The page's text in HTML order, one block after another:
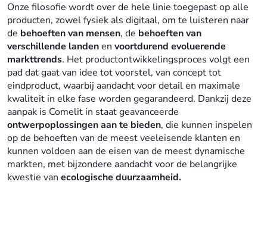
Onze filosofie wordt over de hele linie toegepast op alle
producten, zowel fysiek als digitaal, om te luisteren naar
de behoeften van mensen, de behoeften van
verschillende landenen voortdurend evoluerende
markttrends. Het productontwikkelingsproces volgt een
pad dat gaat van idee tot voorstel, van concept tot
eindproduct, waarbij aandacht voor detail en maximale
kwaliteit in elke fase worden gegarandeerd. Dankzij deze
aanpak is Comelit in staat geavanceerde
ontwerpoplossingen aan te bieden, die kunnen inspelen
op de behoeften van de meest veeleisende klanten en
kunnen voldoen aan de eisen van de meest dynamische
markten, met bijzondere aandacht voor de belangrijke
kwestie van ecologische duurzaamheid.